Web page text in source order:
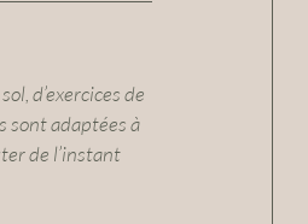
d’​exercices de
sont adaptées à
de l’instant